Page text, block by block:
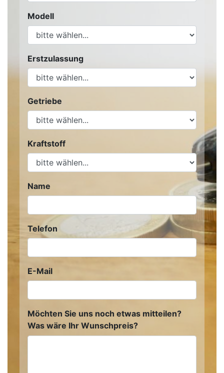
Modell
Erstzulassung
Getriebe
Kraftstoff
Name
Telefon
E-Mail
Möchten Sie uns noch etwas mitteilen?
Was wäre Ihr Wunschpreis?